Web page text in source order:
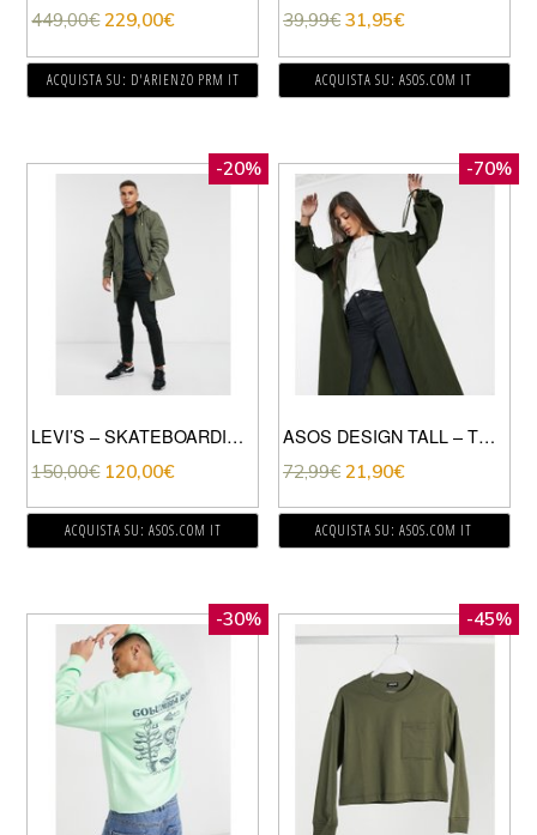
449,00€ 229,00€
ACQUISTA SU: D'ARIENZO PRM IT
39,99€ 31,95€
ACQUISTA SU: ASOS.COM IT
-20%
LEVI’S – SKATEBOARDING FISH TAIL – PARKA VERDE A QUADRI
150,00€ 120,00€
ACQUISTA SU: ASOS.COM IT
-70%
ASOS DESIGN TALL – TRENCH CON MANICHE AMPIE KAKI-VERDE
72,99€ 21,90€
ACQUISTA SU: ASOS.COM IT
-30% -45%